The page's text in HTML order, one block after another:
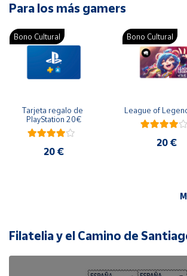
Para los más gamers
Bono Cultural
Tarjeta regalo de
PlayStation 20€
20 €
Bono Cultural
League of
20 €
Filatelia y el Camino de